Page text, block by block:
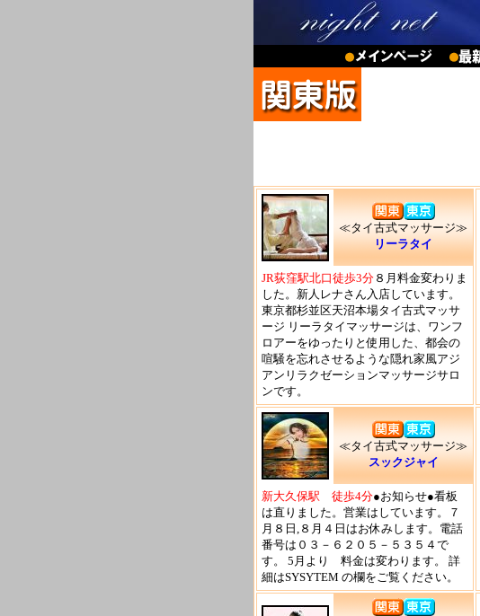
≪タイ古式マッサージ≫
リーラタイ
JR荻窪駅北口徒歩3分 ８月料金変わりま
した。新人レナさん入店しています。
東京都杉並区天沼本場タイ古式マッサ
ージ リーラタイマッサージは、ワンフ
ロアーをゆったりと使用した、都会の
喧騒を忘れさせるような隠れ家風アジ
アンリラクゼーションマッサージサロ
ンです。
≪タイ古式マッサージ≫
スックジャイ
新大久保駅 徒歩4分●お知らせ●看板
は直りました。営業はしています。７
月８日,８月４日はお休みします。電話
番号は０３－６２０５－５３５４で
す。 5月より 料金は変わります。 詳
細はSYSYTEM の欄をご覧ください。